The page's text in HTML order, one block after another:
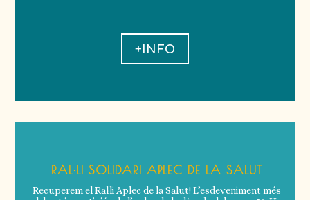
+INFO
RAL·LI SOLIDARI APLEC DE LA SALUT
Recuperem el Ral·li Aplec de la Salut! L’esdeveniment més